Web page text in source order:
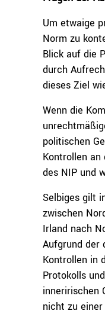
Um etwaige
Norm zu
Blick auf die
durch
dieses Ziel
Wenn die
politischen
Kontrollen
des NIP und
Selbiges gilt
zwischen
Irland nach
Aufgrund der
Kontrollen in
Protokolls
inneririschen
nicht zu